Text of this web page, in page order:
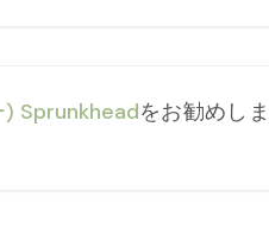
) Sprunkheadをお勧めし